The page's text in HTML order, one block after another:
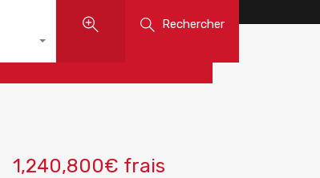
Rechercher
1,240,800€ frais